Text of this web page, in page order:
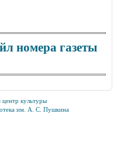
номера газеты
культуры
им. А. С. Пушкина